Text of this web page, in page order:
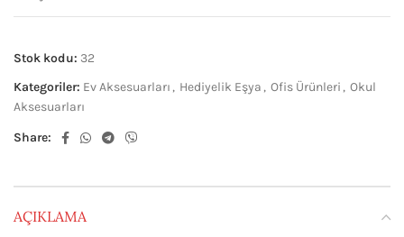
Stok kodu: 32
Kategoriler: Ev Aksesuarları , Hediyelik Eşya , Ofis Ürünleri , Okul
Aksesuarları
Share:
AÇIKLAMA